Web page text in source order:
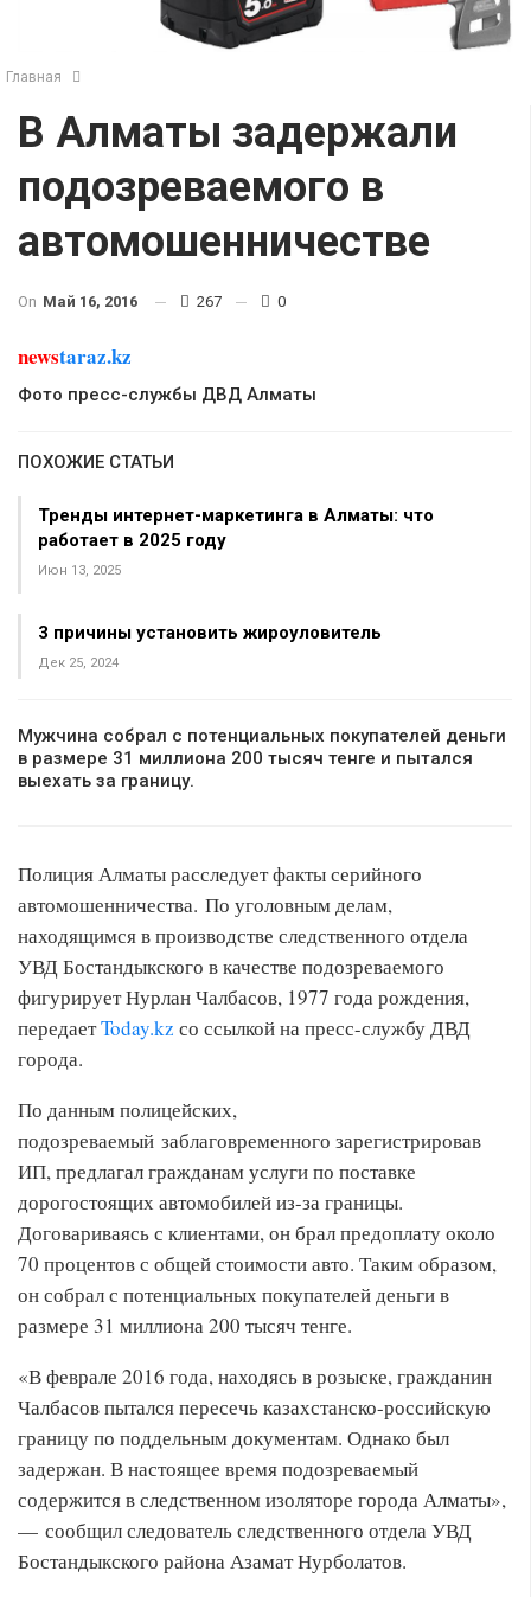
Главная
В Алматы задержали
подозреваемого в
автомошенничестве
On Май 16, 2016 267 0
newstaraz.kz
Фото пресс-службы ДВД Алматы
ПОХОЖИЕ СТАТЬИ
Тренды интернет-маркетинга в Алматы: что
работает в 2025 году
Июн 13, 2025
3 причины установить жироуловитель
Дек 25, 2024
Мужчина собрал с потенциальных покупателей деньги
в размере 31 миллиона 200 тысяч тенге и пытался
выехать за границу.
Полиция Алматы расследует факты серийного
автомошенничества. По уголовным делам,
находящимся в производстве следственного отдела
УВД Бостандыкского в качестве подозреваемого
фигурирует Нурлан Чалбасов, 1977 года рождения,
передаетToday.kz со ссылкой на пресс-службу ДВД
города.
По данным полицейских,
подозреваемый заблаговременного зарегистрировав
ИП, предлагал гражданам услуги по поставке
дорогостоящих автомобилей из-за границы.
Договариваясь с клиентами, он брал предоплату около
70 процентов с общей стоимости авто. Таким образом,
он собрал с потенциальных покупателей деньги в
размере 31 миллиона 200 тысяч тенге.
«В феврале 2016 года, находясь в розыске, гражданин
Чалбасов пытался пересечь казахстанско-российскую
границу по поддельным документам. Однако был
задержан. В настоящее время подозреваемый
содержится в следственном изоляторе города Алматы»,
— сообщил следователь следственного отдела УВД
Бостандыкского района Азамат Нурболатов.